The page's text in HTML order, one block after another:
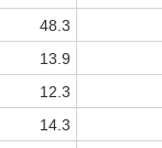
48.3
13.9
12.3
14.3